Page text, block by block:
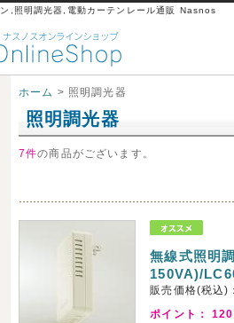
,照明調光器,電動カーテンレール通販 Nasnos
ホーム > 照明調光器
照明調光器
7件の商品がございます。
無線式照明
150VA)/
販売価格(税込
ポイント：120